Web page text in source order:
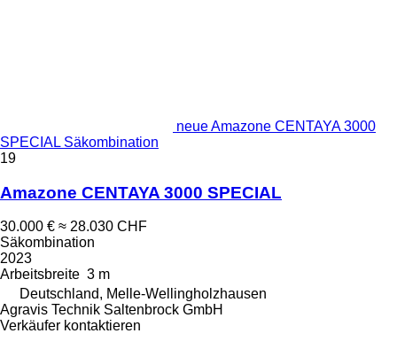
neue Amazone CENTAYA 3000
SPECIAL Säkombination
19
Amazone CENTAYA 3000 SPECIAL
30.000 € ≈ 28.030 CHF
Säkombination
2023
Arbeitsbreite 3 m
Deutschland, Melle-Wellingholzhausen
Agravis Technik Saltenbrock GmbH
Verkäufer kontaktieren